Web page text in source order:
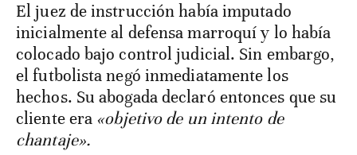
El juez de instrucción había imputado
inicialmente al defensa marroquí y lo había
colocado bajo control judicial. Sin embargo,
el futbolista negó inmediatamente los
hechos. Su abogada declaró entonces que su
cliente era «objetivo de un intento de
chantaje».